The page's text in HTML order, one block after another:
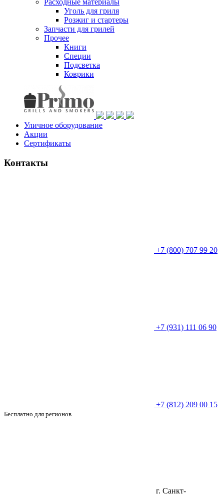
Расходные материалы
Уголь для гриля
Розжиг и стартеры
Запчасти для грилей
Прочее
Книги
Специи
Подсветка
Коврики
Уличное оборудование
Акции
Сертификаты
Контакты
+7 (800) 707 99 20
+7 (931) 111 06 90
+7 (812) 209 00 15
Бесплатно для регионов
г. Санкт-